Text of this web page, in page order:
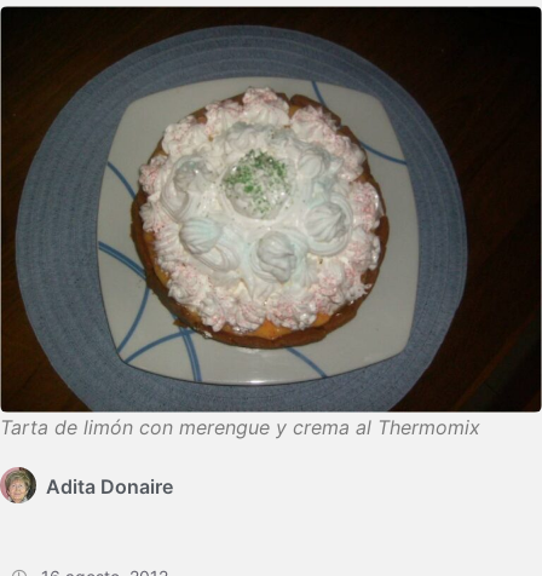
Tarta de limón con merengue y crema al Thermomix
Adita Donaire